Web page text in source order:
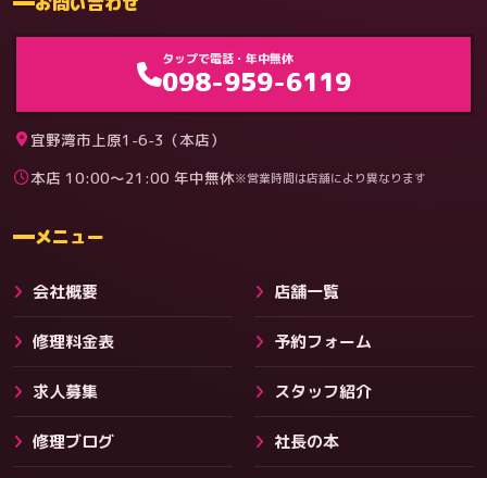
料金
タップで電話・年中無休
098-959-6119
宜野湾市上原1-6-3（本店）
本店 10:00〜21:00 年中無休※営業時間は店舗により異なります
メニュー
会社概要 店舗一覧
修理料金表 予約フォーム
求人募集 スタッフ紹介
修理ブログ 社長の本